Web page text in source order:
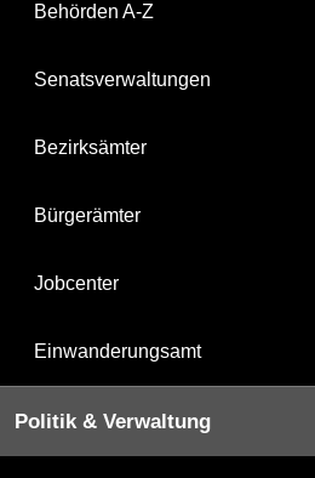
Behörden A-Z
Senatsverwaltungen
Bezirksämter
Bürgerämter
Jobcenter
Einwanderungsamt
Politik & Verwaltung